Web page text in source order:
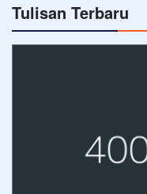
Tulisan Terbaru